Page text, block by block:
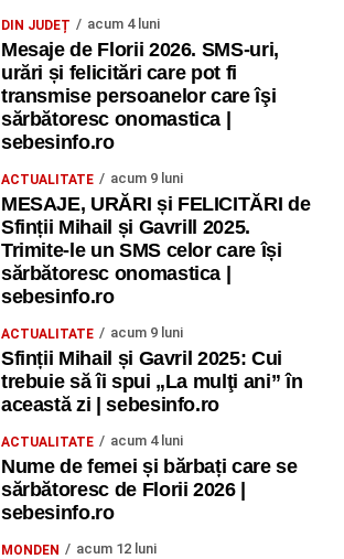
DIN JUDEȚ acum 4 luni
Mesaje de Florii 2026. SMS-uri,
urări și felicitări care pot fi
transmise persoanelor care îşi
sărbătoresc onomastica |
sebesinfo.ro
ACTUALITATE acum 9 luni
MESAJE, URĂRI și FELICITĂRI de
Sfinții Mihail și Gavrill 2025.
Trimite-le un SMS celor care își
sărbătoresc onomastica |
sebesinfo.ro
ACTUALITATE acum 9 luni
Sfinții Mihail și Gavril 2025: Cui
trebuie să îi spui „La mulţi ani” în
această zi | sebesinfo.ro
ACTUALITATE acum 4 luni
Nume de femei și bărbați care se
sărbătoresc de Florii 2026 |
sebesinfo.ro
MONDEN acum 12 luni